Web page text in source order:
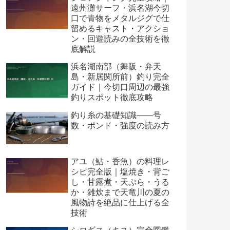
遠州灘サーフ・浜名湖今切
口で青物をメタルジグで仕
留めるキャスト・アクショ
ン・回遊読みの全技術を徹
底解説
浜名湖南部（舞阪・弁天
島・新居関所前）釣り完全
ガイド｜今切口周辺の最強
釣りスポット徹底攻略
釣り糸の基礎知識——号
数・ポンド・強度の読み方
アユ（鮎・香魚）の料理レ
シピ完全版｜塩焼き・背ご
し・甘露煮・天ぷら・うる
か・雑炊まで天竜川の夏の
風物詩を絶品に仕上げる全
技術